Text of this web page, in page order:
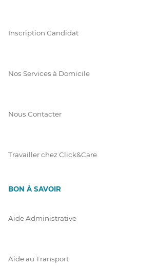
Inscription Candidat
Nos Services à Domicile
Nous Contacter
Travailler chez Click&Care
BON À SAVOIR
Aide Administrative
Aide au Transport